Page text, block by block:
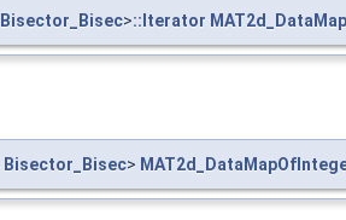
Bisector_Bisec>::Iterator
Bisector_Bisec>